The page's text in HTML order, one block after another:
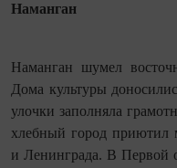
Наманган
Наманган шумел
Дома культуры
улочки заполняла
хлебный город приютил
и Ленинграда. В Первой